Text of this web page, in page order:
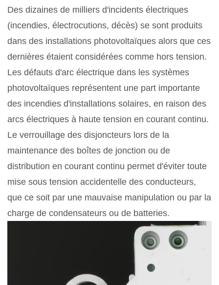
Des dizaines de milliers d'incidents électriques
(incendies, électrocutions, décès) se sont produits
dans des installations photovoltaïques alors que ces
dernières étaient considérées comme hors tension.
Les défauts d'arc électrique dans les systèmes
photovoltaïques représentent une part importante
des incendies d'installations solaires, en raison des
arcs électriques à haute tension en courant continu.
Le verrouillage des disjoncteurs lors de la
maintenance des boîtes de jonction ou de
distribution en courant continu permet d'éviter toute
mise sous tension accidentelle des conducteurs,
que ce soit par une mauvaise manipulation ou par la
charge de condensateurs ou de batteries.